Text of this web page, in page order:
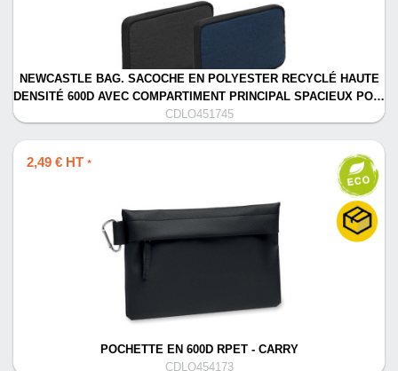
NEWCASTLE BAG. SACOCHE EN POLYESTER RECYCLÉ HAUTE
DENSITÉ 600D AVEC COMPARTIMENT PRINCIPAL SPACIEUX PO…
CDLO451745
2,49 € HT *
POCHETTE EN 600D RPET - CARRY
CDLO454173